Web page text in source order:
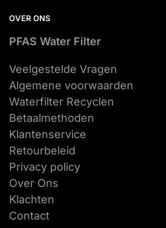
OVER ONS
PFAS Water Filter
Veelgestelde Vragen
Algemene voorwaarden
Waterfilter Recyclen
Betaalmethoden
Klantenservice
Retourbeleid
Privacy policy
Over Ons
Klachten
Contact